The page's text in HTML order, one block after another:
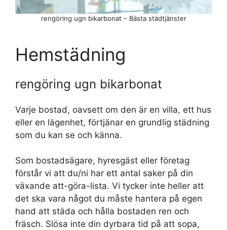
rengöring ugn bikarbonat – Bästa städtjänster
Hemstädning
rengöring ugn bikarbonat
Varje bostad, oavsett om den är en villa, ett hus
eller en lägenhet, förtjänar en grundlig städning
som du kan se och känna.
Som bostadsägare, hyresgäst eller företag
förstår vi att du/ni har ett antal saker på din
växande att-göra-lista. Vi tycker inte heller att
det ska vara något du måste hantera på egen
hand att städa och hålla bostaden ren och
fräsch. Slösa inte din dyrbara tid på att sopa,